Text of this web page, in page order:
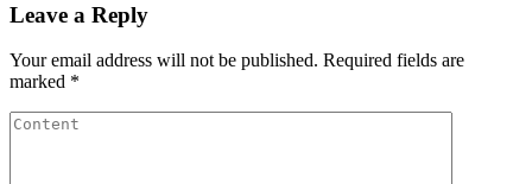
Leave a Reply
Your email address will not be published. Required fields are
marked *